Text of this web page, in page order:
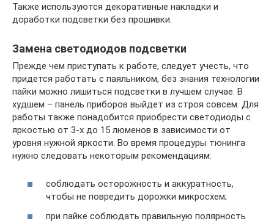
Также используются декоративные накладки и
доработки подсветки без прошивки.
Замена светодиодов подсветки
Прежде чем приступать к работе, следует учесть, что
придется работать с паяльником, без знания технологии
пайки можно лишиться подсветки в лучшем случае. В
худшем – панель приборов выйдет из строя совсем. Для
работы также понадобится приобрести светодиоды с
яркостью от 3-х до 15 люменов в зависимости от
уровня нужной яркости. Во время процедуры тюнинга
нужно следовать некоторым рекомендациям:
соблюдать осторожность и аккуратность,
чтобы не повредить дорожки микросхем;
при пайке соблюдать правильную полярность